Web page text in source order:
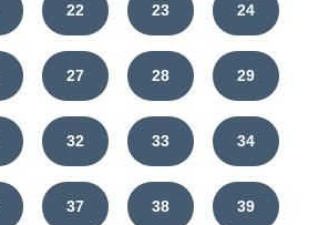
22 23 24
27 28 29
32 33 34
37 38 39